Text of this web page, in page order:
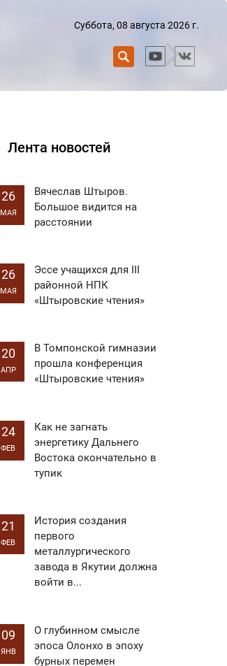
Суббота, 08 августа 2026 г.
Лента новостей
26
МАЯ
Вячеслав Штыров.
Большое видится на
расстоянии
26
МАЯ
Эссе учащихся для III
районной НПК
«Штыровские чтения»
20
АПР
В Томпонской гимназии
прошла конференция
«Штыровские чтения»
24
ФЕВ
Как не загнать
энергетику Дальнего
Востока окончательно в
тупик
21
ФЕВ
История создания
первого
металлургического
завода в Якутии должна
войти в...
09
ЯНВ
О глубинном смысле
эпоса Олонхо в эпоху
бурных перемен